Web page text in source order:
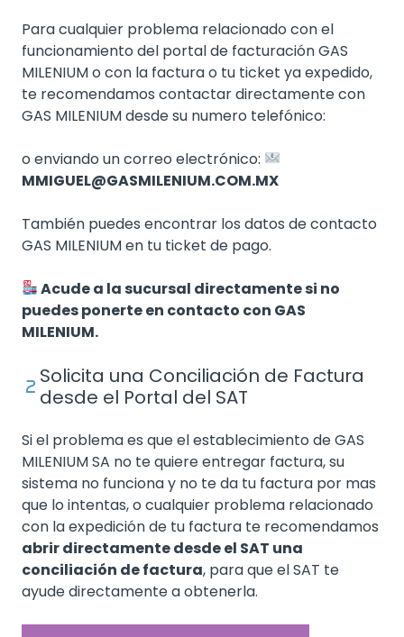
Para cualquier problema relacionado con el
funcionamiento del portal de facturación GAS
MILENIUM o con la factura o tu ticket ya expedido,
te recomendamos contactar directamente con
GAS MILENIUM desde su numero telefónico:
o enviando un correo electrónico:
MMIGUEL@GASMILENIUM.COM.MX
También puedes encontrar los datos de contacto
GAS MILENIUM en tu ticket de pago.
Acude a la sucursal directamente si no
puedes ponerte en contacto con GAS
MILENIUM.
Solicita una Conciliación de Factura
desde el Portal del SAT
Si el problema es que el establecimiento de GAS
MILENIUM SA no te quiere entregar factura, su
sistema no funciona y no te da tu factura por mas
que lo intentas, o cualquier problema relacionado
con la expedición de tu factura te recomendamos
abrir directamente desde el SAT una
conciliación de factura, para que el SAT te
ayude directamente a obtenerla.